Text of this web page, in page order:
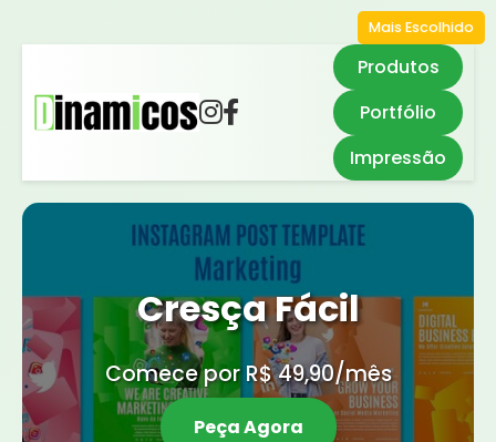
Produtos
Portfólio
Impressão
Cresça Fácil
Comece por R$ 49,90/mês
Peça Agora
Mais Escolhido